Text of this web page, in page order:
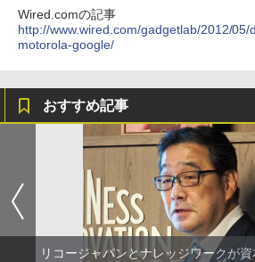
Wired.comの記事
http://www.wired.com/gadgetlab/2012/05/
motorola-google/
おすすめ記事
リコージャパンとナレッジワークが